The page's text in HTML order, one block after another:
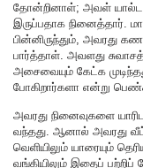
தோன்றினாள்; அவள்
இருப்பதாக நினைத்தார்.
பின்னிருந்தும், அவரது
பார்த்தாள். அவளது
அசைவையும் கேட்க
போகிறார்களா என்று
அவரது நினைவுகளை
வந்தது. ஆனால் அவரது
வெளியிலும் யாரையும்
வங்கியிலும் இதைப் பற்றிப்